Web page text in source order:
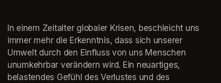
In einem Zeitalter globaler Krisen, beschleicht uns
immer mehr die Erkenntnis, dass sich unserer
Umwelt durch den Einfluss von uns Menschen
unumkehrbar verändern wird. Ein neuartiges,
belastendes Gefühl des Verlustes und des